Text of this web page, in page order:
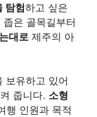
탐험하고 싶은
은 골목길부터
대로 제주의 아
보유하고 있어
줍니다. 소형
행 인원과 목적